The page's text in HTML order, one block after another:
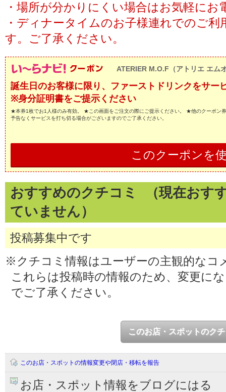
・場所が分かりにくい場合はお気軽にお
・ディナータイムのお子様連れでのご
す。ご了承ください。
ATERIER M.O.F（アトリエ エム
誕生日のお客様に限り、ファーストドリンクをサー
※身分証明書をご提示ください
★本券1枚でお1人様のみ有効。 ★この画面をご注文の際にご提示ください。 ★他のクーポン
予告なくサービスを打ち切る場合がございますのでご了承ください。
このクーポンを
おすすめのクチコミ （現在おす
ていません）
投稿募集中です
※クチコミ情報はユーザーの主観的なコ
これらは投稿時の情報のため、変更に
でご了承ください。
このお店・スポットのク
このお店・スポットの情報変更や閉店・移転を報告
お店・スポット情報をブログにはる